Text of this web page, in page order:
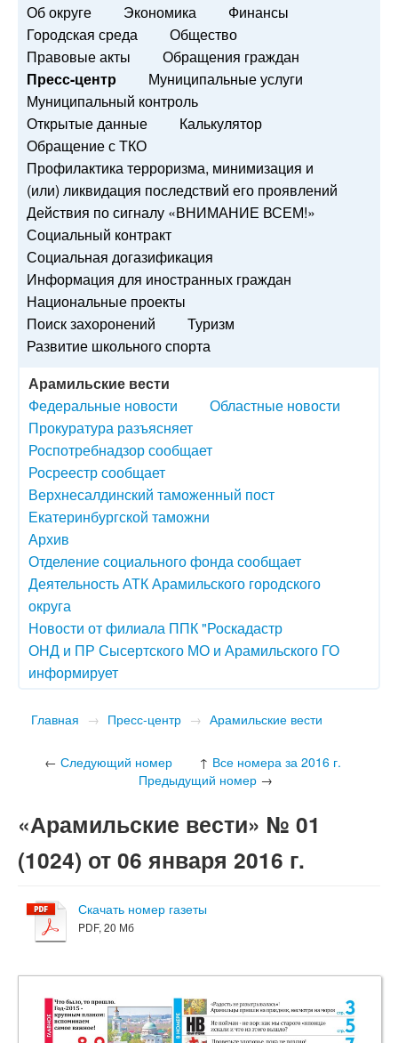
Об округе Экономика
Финансы
Городская среда
Общество
Правовые акты
Обращения граждан
Пресс-центр
Муниципальные услуги
Муниципальный контроль
Открытые данные
Калькулятор
Обращение с ТКО
Профилактика терроризма, минимизация и
(или) ликвидация последствий его проявлений
Действия по сигналу «ВНИМАНИЕ ВСЕМ!»
Социальный контракт
Социальная догазификация
Информация для иностранных граждан
Национальные проекты
Поиск захоронений
Туризм
Развитие школьного спорта
Арамильские вести
Федеральные новости
Областные новости
Прокуратура разъясняет
Роспотребнадзор сообщает
Росреестр сообщает
Верхнесалдинский таможенный пост
Екатеринбургской таможни
Архив
Отделение социального фонда сообщает
Деятельность АТК Арамильского городского
округа
Новости от филиала ППК "Роскадастр
ОНД и ПР Сысертского МО и Арамильского ГО
информирует
Главная → Пресс-центр → Арамильские вести
← Следующий номер ↑ Все номера за 2016 г.
Предыдущий номер →
«Арамильские вести» № 01
(1024) от 06 января 2016 г.
Скачать номер газеты
PDF, 20 Мб